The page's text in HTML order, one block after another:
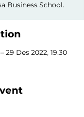
Business School.
29 Des 2022, 19.30